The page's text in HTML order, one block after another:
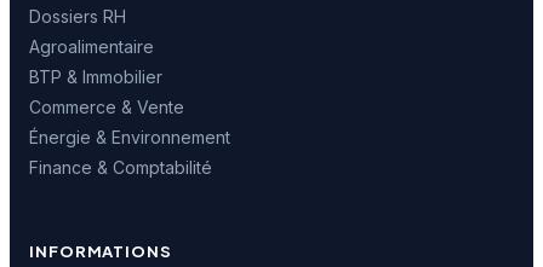
Dossiers RH
Agroalimentaire
BTP & Immobilier
Commerce & Vente
Énergie & Environnement
Finance & Comptabilité
INFORMATIONS